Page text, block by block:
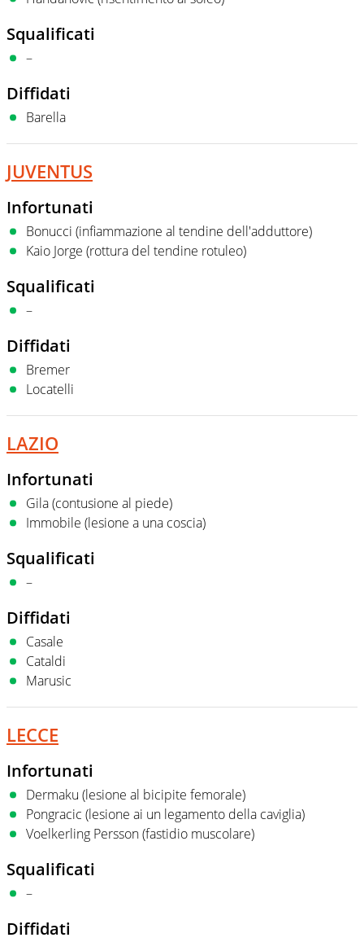
Squalificati
–
Diffidati
Barella
JUVENTUS
Infortunati
Bonucci (infiammazione al tendine dell'adduttore)
Kaio Jorge (rottura del tendine rotuleo)
Squalificati
–
Diffidati
Bremer
Locatelli
LAZIO
Infortunati
Gila (contusione al piede)
Immobile (lesione a una coscia)
Squalificati
–
Diffidati
Casale
Cataldi
Marusic
LECCE
Infortunati
Dermaku (lesione al bicipite femorale)
Pongracic (lesione ai un legamento della caviglia)
Voelkerling Persson (fastidio muscolare)
Squalificati
–
Diffidati